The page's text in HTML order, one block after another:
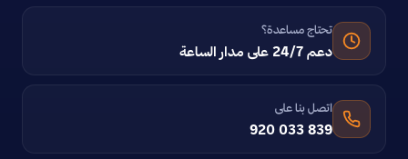
تحتاج مساعدة؟
دعم 24/7 على مدار الساعة
اتصل بنا على
920 033 839